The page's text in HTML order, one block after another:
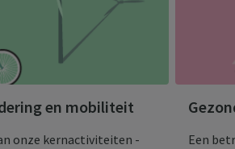
en mobiliteit
onze kernactiviteiten -
Een